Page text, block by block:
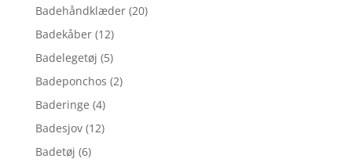
Badehåndklæder (20)
Badekåber (12)
Badelegetøj (5)
Badeponchos (2)
Baderinge (4)
Badesjov (12)
Badetøj (6)